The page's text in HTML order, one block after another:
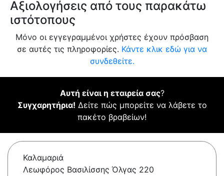
Αξιολογήσεις από τους παρακάτω
ιστότοπους
Μόνο οι εγγεγραμμένοι χρήστες έχουν πρόσβαση
σε αυτές τις πληροφορίες. Κάντε κλικ εδώ για να
συνδεθείτε.
Αυτή είναι η εταιρεία σας?
Συγχαρητήρια! Δείτε πώς μπορείτε να λάβετε το
πακέτο βραβείων!
Καλαμαριά
Λεωφόρος Βασιλίσσης Όλγας 220